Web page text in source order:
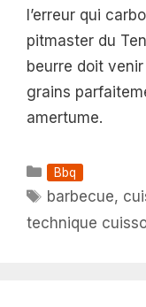
l’erreur qui
pitmaster du
beurre doit
grains
amertume.
Catégories
Bbq
Étiquettes
barbecue,
technique